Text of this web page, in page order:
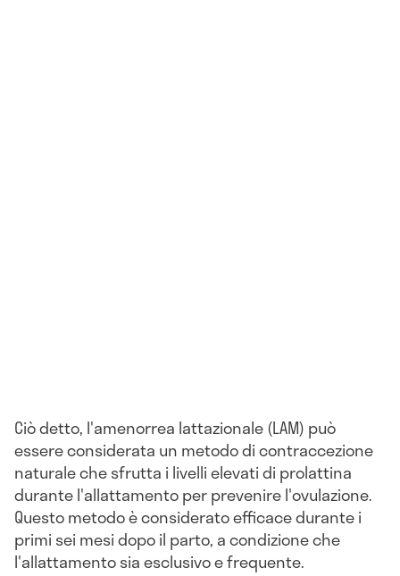
Ciò detto, l'amenorrea lattazionale (LAM) può
essere considerata un metodo di contraccezione
naturale che sfrutta i livelli elevati di prolattina
durante l'allattamento per prevenire l'ovulazione.
Questo metodo è considerato efficace durante i
primi sei mesi dopo il parto, a condizione che
l'allattamento sia esclusivo e frequente.